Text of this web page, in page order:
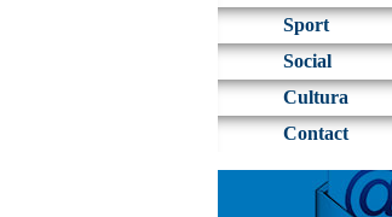
Sport
Social
Cultura
Contact